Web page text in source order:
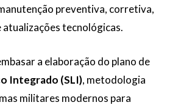
preventiva, corretiva,
atualizações tecnológicas.
a elaboração do plano de
Integrado (SLI), metodologia
militares modernos para